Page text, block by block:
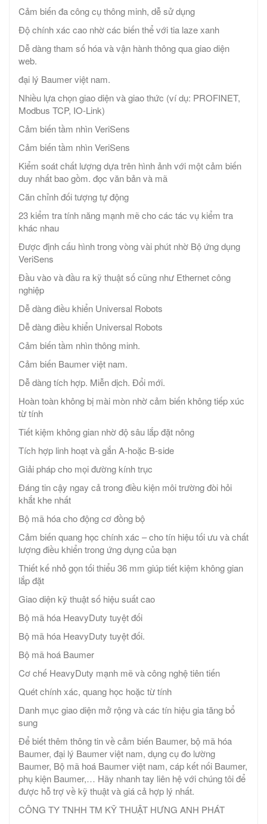
Cảm biến đa công cụ thông minh, dễ sử dụng
Độ chính xác cao nhờ các biến thể với tia laze xanh
Dễ dàng tham số hóa và vận hành thông qua giao diện
web.
đại lý Baumer việt nam.
Nhiều lựa chọn giao diện và giao thức (ví dụ: PROFINET,
Modbus TCP, IO-Link)
Cảm biến tầm nhìn VeriSens
Cảm biến tầm nhìn VeriSens
Kiểm soát chất lượng dựa trên hình ảnh với một cảm biến
duy nhất bao gồm. đọc văn bản và mã
Căn chỉnh đối tượng tự động
23 kiểm tra tính năng mạnh mẽ cho các tác vụ kiểm tra
khác nhau
Được định cấu hình trong vòng vài phút nhờ Bộ ứng dụng
VeriSens
Đầu vào và đầu ra kỹ thuật số cũng như Ethernet công
nghiệp
Dễ dàng điều khiển Universal Robots
Dễ dàng điều khiển Universal Robots
Cảm biến tầm nhìn thông minh.
Cảm biến Baumer việt nam.
Dễ dàng tích hợp. Miễn dịch. Đổi mới.
Hoàn toàn không bị mài mòn nhờ cảm biến không tiếp xúc
từ tính
Tiết kiệm không gian nhờ độ sâu lắp đặt nông
Tích hợp linh hoạt và gắn A-hoặc B-side
Giải pháp cho mọi đường kính trục
Đáng tin cậy ngay cả trong điều kiện môi trường đòi hỏi
khắt khe nhất
Bộ mã hóa cho động cơ đồng bộ
Cảm biến quang học chính xác – cho tín hiệu tối ưu và chất
lượng điều khiển trong ứng dụng của bạn
Thiết kế nhỏ gọn tối thiểu 36 mm giúp tiết kiệm không gian
lắp đặt
Giao diện kỹ thuật số hiệu suất cao
Bộ mã hóa HeavyDuty tuyệt đối
Bộ mã hóa HeavyDuty tuyệt đối.
Bộ mã hoá Baumer
Cơ chế HeavyDuty mạnh mẽ và công nghệ tiên tiến
Quét chính xác, quang học hoặc từ tính
Danh mục giao diện mở rộng và các tín hiệu gia tăng bổ
sung
Để biết thêm thông tin về cảm biến Baumer, bộ mã hóa
Baumer, đại lý Baumer việt nam, dụng cụ đo lường
Baumer, Bộ mã hoá Baumer việt nam, cáp kết nối Baumer,
phụ kiện Baumer,… Hãy nhanh tay liên hệ với chúng tôi để
được hỗ trợ về kỹ thuật và giá cả hợp lý nhất.
CÔNG TY TNHH TM KỸ THUẬT HƯNG ANH PHÁT